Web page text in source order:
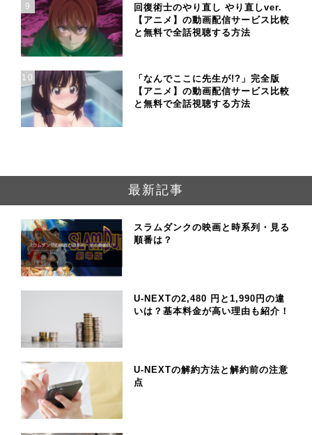
9
回復術士のやり直し やり直しver.
【アニメ】の動画配信サービス比較
と無料で全話視聴する方法
10
「なんでここに先生が!?」完全版
【アニメ】の動画配信サービス比較
と無料で全話視聴する方法
最新記事
スラムダンクの映画と時系列・見る
順番は？
U-NEXTの2,480 円と1,990円の違
いは？基本料金が高い理由も紹介！
U-NEXTの解約方法と解約前の注意
点